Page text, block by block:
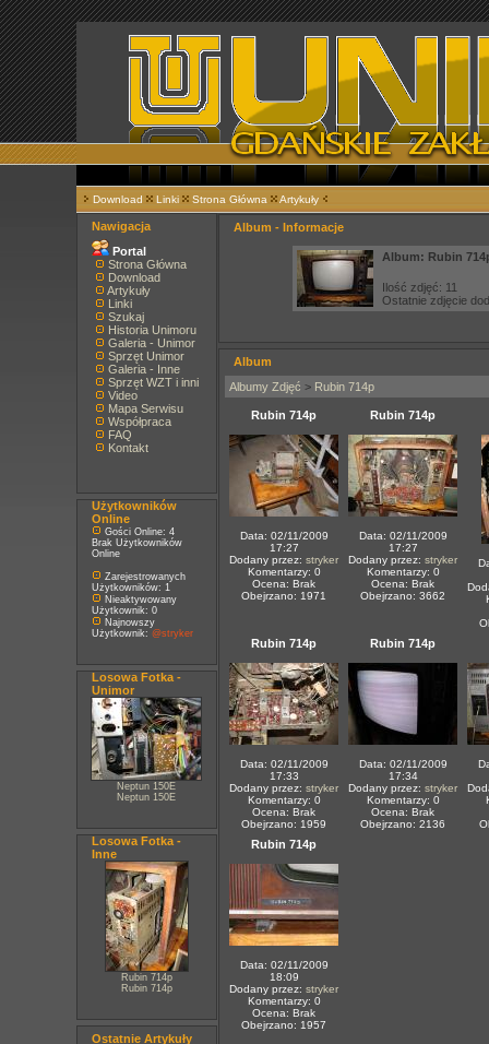
Download Linki Strona Główna Artykuły
Nawigacja
Portal
Strona Główna
Download
Artykuły
Linki
Szukaj
Historia Unimoru
Galeria - Unimor
Sprzęt Unimor
Galeria - Inne
Sprzęt WZT i inni
Video
Mapa Serwisu
Współpraca
FAQ
Kontakt
Użytkowników
Online
Gości Online: 4
Brak Użytkowników
Online
Zarejestrowanych
Użytkowników: 1
Nieaktywowany
Użytkownik: 0
Najnowszy
Użytkownik: @stryker
Losowa Fotka -
Unimor
Neptun 150E
Neptun 150E
Losowa Fotka -
Inne
Rubin 714p
Rubin 714p
Ostatnie Artykuły
Album - Informacje
Album: Rubin
Ilość zdjęć: 11
Ostatnie zdjęcie
Album
Albumy Zdjęć > Rubin 714p
Rubin 714p
Data: 02/11/2009
17:27
Dodany przez: stryker
Komentarzy: 0
Ocena: Brak
Obejrzano: 1971
Rubin 714p
Data: 02/11/2009
17:27
Dodany przez: stryker
Komentarzy: 0
Ocena: Brak
Obejrzano: 3662
Rubin 714p
Data: 02/11/2009
17:33
Dodany przez: stryker
Komentarzy: 0
Ocena: Brak
Obejrzano: 1959
Rubin 714p
Data: 02/11/2009
17:34
Dodany przez: stryker
Komentarzy: 0
Ocena: Brak
Obejrzano: 2136
Rubin 714p
Data: 02/11/2009
18:09
Dodany przez: stryker
Komentarzy: 0
Ocena: Brak
Obejrzano: 1957